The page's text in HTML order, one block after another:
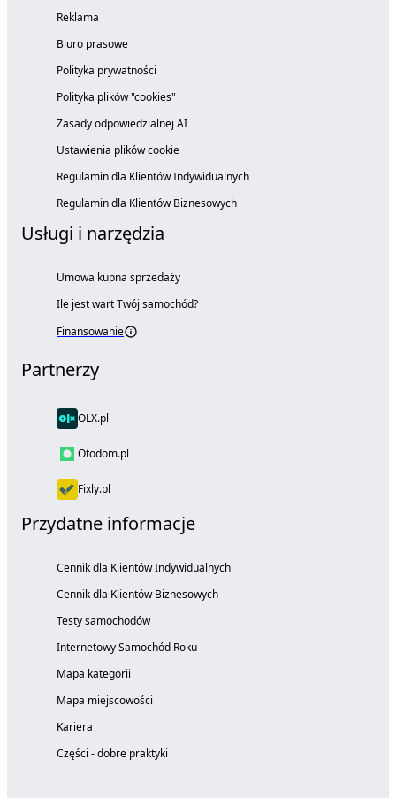
Reklama
Biuro prasowe
Polityka prywatności
Polityka plików "cookies"
Zasady odpowiedzialnej AI
Ustawienia plików cookie
Regulamin dla Klientów Indywidualnych
Regulamin dla Klientów Biznesowych
Usługi i narzędzia
Umowa kupna sprzedaży
Ile jest wart Twój samochód?
Finansowanie
Partnerzy
OLX.pl
Otodom.pl
Fixly.pl
Przydatne informacje
Cennik dla Klientów Indywidualnych
Cennik dla Klientów Biznesowych
Testy samochodów
Internetowy Samochód Roku
Mapa kategorii
Mapa miejscowości
Kariera
Części - dobre praktyki